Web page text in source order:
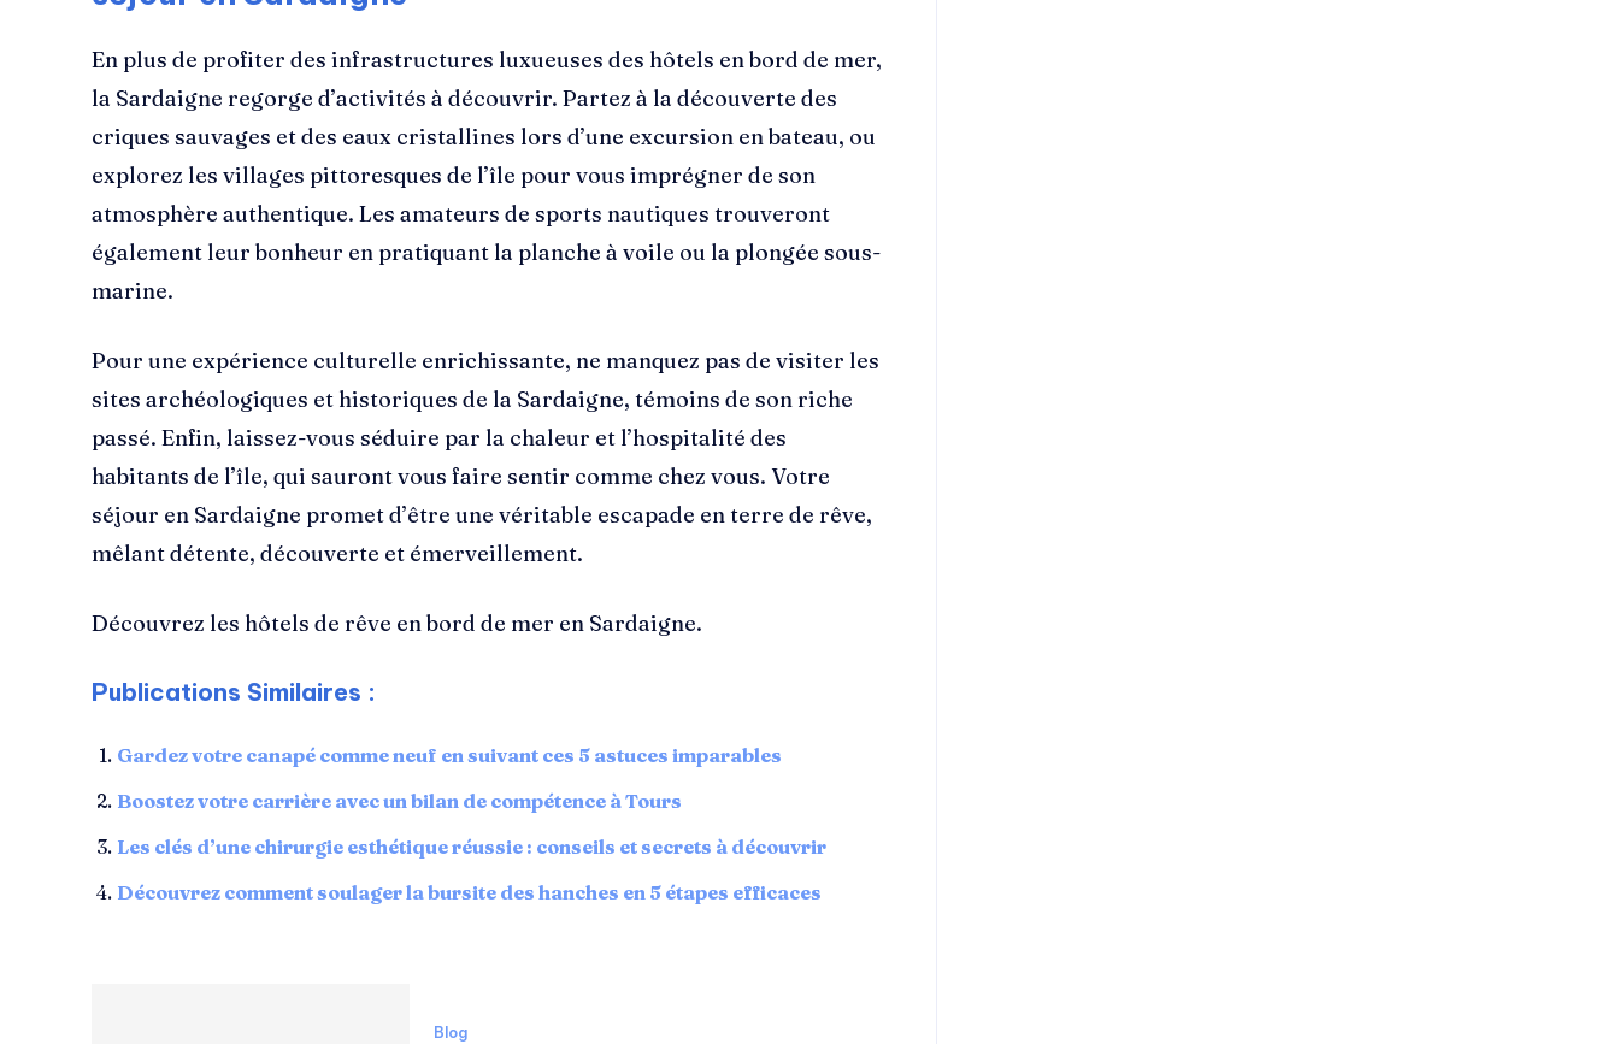
En plus de profiter des infrastructures luxueuses des hôtels en bord de mer,
la Sardaigne regorge d’activités à découvrir. Partez à la découverte des
criques sauvages et des eaux cristallines lors d’une excursion en bateau, ou
explorez les villages pittoresques de l’île pour vous imprégner de son
atmosphère authentique. Les amateurs de sports nautiques trouveront
également leur bonheur en pratiquant la planche à voile ou la plongée sous-
marine.
Pour une expérience culturelle enrichissante, ne manquez pas de visiter les
sites archéologiques et historiques de la Sardaigne, témoins de son riche
passé. Enfin, laissez-vous séduire par la chaleur et l’hospitalité des
habitants de l’île, qui sauront vous faire sentir comme chez vous. Votre
séjour en Sardaigne promet d’être une véritable escapade en terre de rêve,
mêlant détente, découverte et émerveillement.
Découvrez les hôtels de rêve en bord de mer en Sardaigne.
Publications Similaires :
Gardez votre canapé comme neuf en suivant ces 5 astuces imparables
Boostez votre carrière avec un bilan de compétence à Tours
Les clés d’une chirurgie esthétique réussie : conseils et secrets à découvrir
Découvrez comment soulager la bursite des hanches en 5 étapes efficaces
Blog